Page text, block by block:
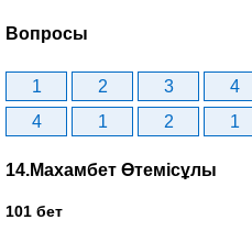
Вопросы
1 2 3 4
4
1 2 1
14.Махамбет Өтемісұлы
101 бет